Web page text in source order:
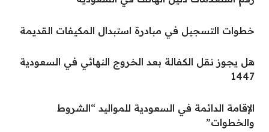
خطوات التسجيل في مبادرة استبدال المكيفات القديمة
هل يجوز نقل الكفالة بعد الخروج النهائي في السعودية
1447
الإقامة الدائمة في السعودية للمواليد “الشروط
والخطوات”